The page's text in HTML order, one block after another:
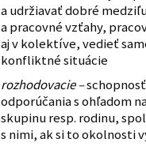
a udržiavať dobré
a pracovné vzťahy,
aj v kolektíve, vedieť
konfliktné situácie
rozhodovacie –
odporúčania s ohľadom
skupinu resp. rodinu,
s nimi, ak si to okolnosti